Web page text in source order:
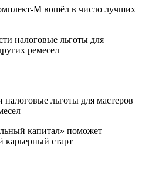
М вошёл в число лучших
льготы для мастеров